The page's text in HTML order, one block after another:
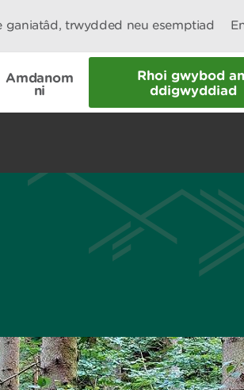
ganiatâd, trwydded neu esemptiad
Amdanom
ni
Rhoi gwybod
ddigwyddiad